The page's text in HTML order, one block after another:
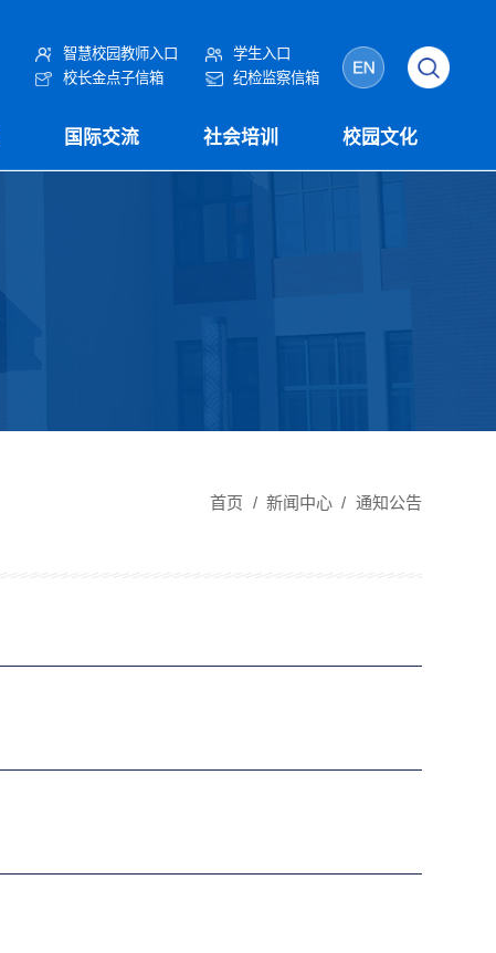
智慧校园教师入口
校长金点子信箱
学生入口
纪检监察信箱
国际交流 社会培训 校园文化
首页 / 新闻中心 / 通知公告